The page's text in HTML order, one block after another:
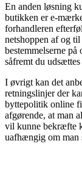
En anden løsning
butikken er e-
forhandleren
netshoppen af og
bestemmelserne
såfremt du
I øvrigt kan det
retningslinjer der
byttepolitik online
afgørende, at man
vil kunne bekræfte
uafhængig om man